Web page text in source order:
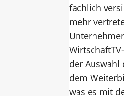
fachlich
mehr
der Auswahl
dem
was es mit